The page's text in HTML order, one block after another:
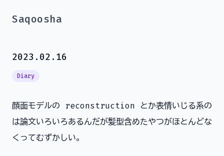
Saqoosha
2023.02.16
Diary
顔面モデルの reconstruction とか表情いじる系の
は論文いろいろあるんだが髪型含めたやつがほとんどな
くってむずかしい。